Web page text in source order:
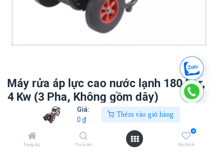
Giá:
0 ₫
Thêm vào giỏ hàng
Trang chủ Tìm kiếm
0
Yêu thích
Máy rửa áp lực cao nước lạnh 180 Bar,
4 Kw (3 Pha, Không gồm dây)
Thêm vào giỏ hàng